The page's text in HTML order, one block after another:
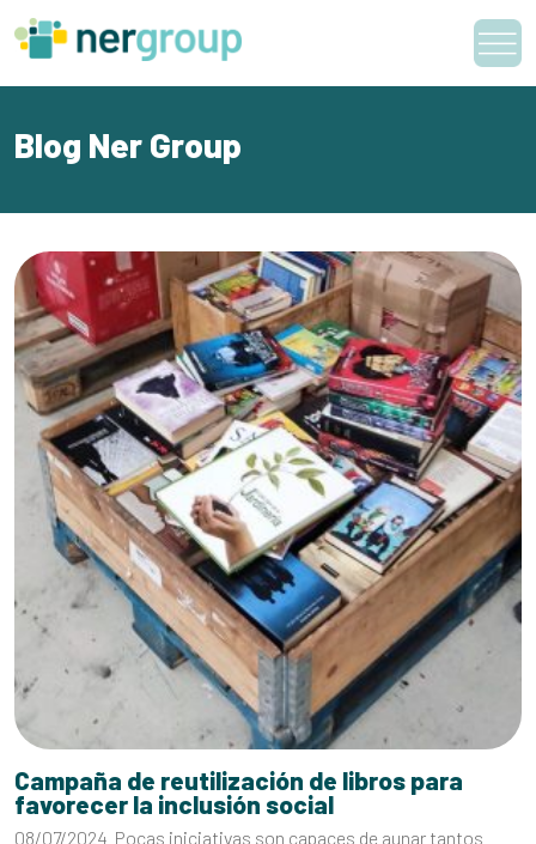
Skip
to
Blog Ner Group
Campaña de reutilización de libros para
favorecer la inclusión social
08/07/2024 Pocas iniciativas son capaces de aunar tantos